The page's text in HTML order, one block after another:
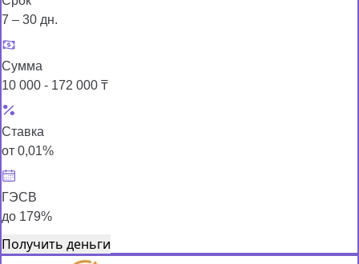
7 – 30 дн.
Сумма
10 000 - 172 000 ₸
Ставка
от 0,01%
ГЭСВ
до 179%
Получить деньги